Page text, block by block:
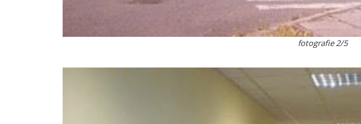
fotografie 2/5